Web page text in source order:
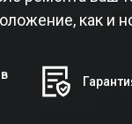
как и